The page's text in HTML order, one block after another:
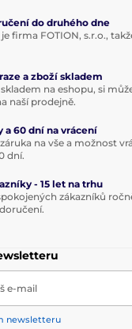
do druhého dne
firma FOTION, s.r.o.,
a zboží skladem
na eshopu, si
naší prodejně.
a 60 dní na vrácení
na vše a možnost
dní.
- 15 let na trhu
zákazníků
e-mail
newsletteru